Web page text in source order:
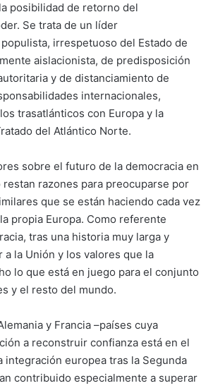
posibilidad de retorno del
Se trata de un líder
irrespetuoso del Estado de
aislacionista, de predisposición
y de distanciamiento de
internacionales,
trasatlánticos con Europa y la
del Atlántico Norte.
sobre el futuro de la democracia en
restan razones para preocuparse por
que se están haciendo cada vez
propia Europa. Como referente
tras una historia muy larga y
a la Unión y los valores que la
lo que está en juego para el conjunto
y el resto del mundo.
y Francia –países cuya
a reconstruir confianza está en el
integración europea tras la Segunda
contribuido especialmente a superar